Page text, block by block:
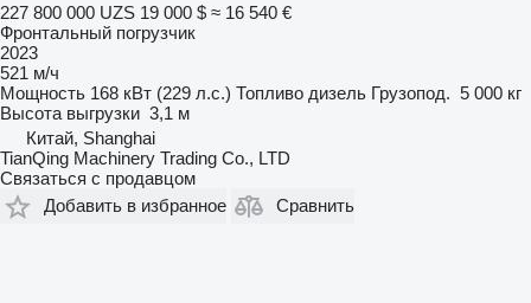
227 800 000 UZS 19 000 $ ≈ 16 540 €
Фронтальный погрузчик
2023
521 м/ч
Мощность 168 кВт (229 л.с.) Топливо дизель Грузопод. 5 000 кг
Высота выгрузки 3,1 м
Китай, Shanghai
TianQing Machinery Trading Co., LTD
Связаться с продавцом
Добавить в избранное
Сравнить